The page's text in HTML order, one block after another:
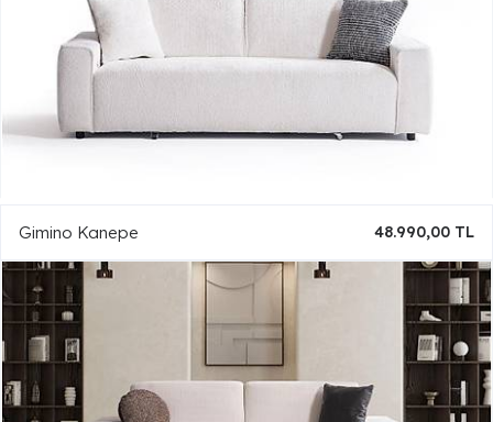
Gimino Kanepe 48.990,00 TL